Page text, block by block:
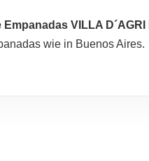
Empanadas VILLA D´AGRI
wie in Buenos Aires.